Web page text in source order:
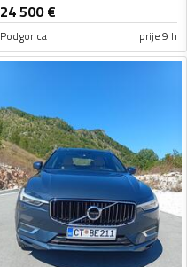
24 500€
Podgorica prije 9 h